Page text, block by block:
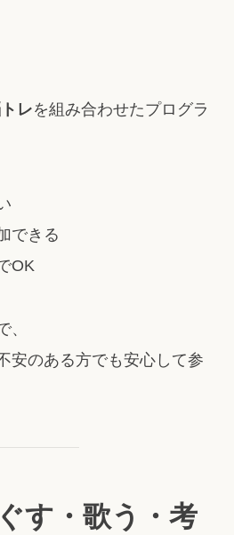
レを組み合わせたプログラ
できる
OK
、
安のある方でも安心して参
す・歌う・考